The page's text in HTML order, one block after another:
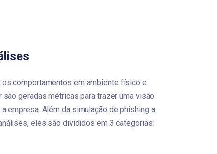
comportamentos em ambiente físico e
geradas métricas para trazer uma visão
empresa. Além da simulação de phishing a
eles são divididos em 3 categorias: